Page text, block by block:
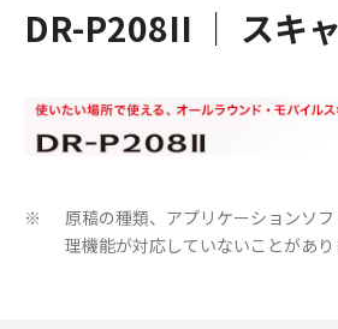
DR-P208II ｜ スキ
※
原稿の種類、アプリケーションソ
理機能が対応していないことがあり